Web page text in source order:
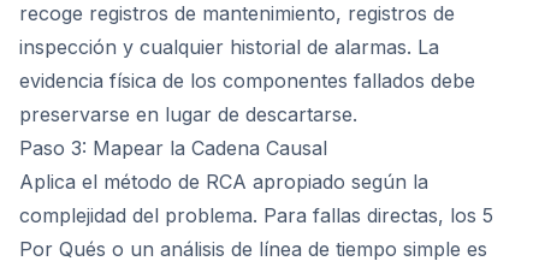
recoge registros de mantenimiento, registros de
inspección y cualquier historial de alarmas. La
evidencia física de los componentes fallados debe
preservarse en lugar de descartarse.
Paso 3: Mapear la Cadena Causal
Aplica el método de RCA apropiado según la
complejidad del problema. Para fallas directas, los 5
Por Qués o un análisis de línea de tiempo simple es